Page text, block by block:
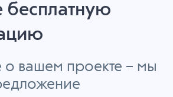
бесплатную
о вашем проекте – мы